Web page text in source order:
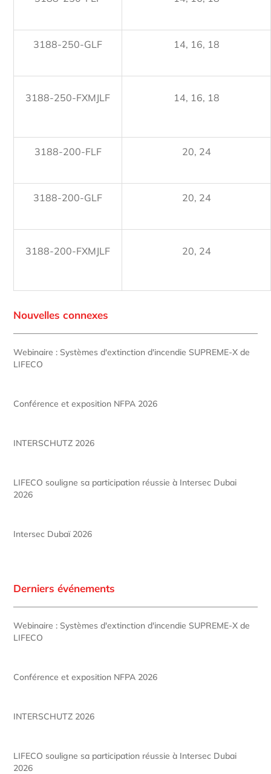
3188-250-GLF 14, 16, 18
3188-250-FXMJLF 14, 16, 18
3188-200-FLF 20, 24
3188-200-GLF 20, 24
3188-200-FXMJLF 20, 24
Nouvelles connexes
Webinaire : Systèmes d'extinction d'incendie SUPREME-X de
LIFECO
Conférence et exposition NFPA 2026
INTERSCHUTZ 2026
LIFECO souligne sa participation réussie à Intersec Dubai
2026
Intersec Dubaï 2026
Derniers événements
Webinaire : Systèmes d'extinction d'incendie SUPREME-X de
LIFECO
Conférence et exposition NFPA 2026
INTERSCHUTZ 2026
LIFECO souligne sa participation réussie à Intersec Dubai
2026